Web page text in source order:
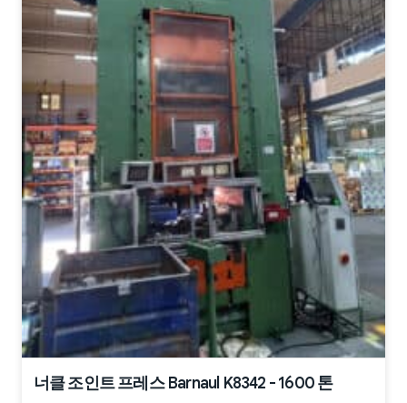
너클 조인트 프레스 Barnaul K8342 - 1600 톤